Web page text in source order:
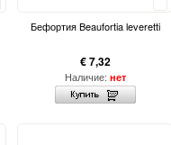
Бефортия Beaufortia leveretti
€ 7,32
Наличие: нет